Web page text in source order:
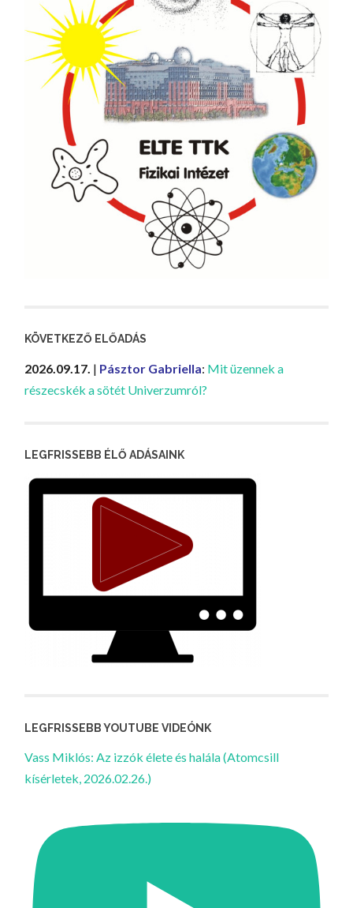
KÖVETKEZŐ ELŐADÁS
2026.09.17. | Pásztor Gabriella: Mit üzennek a
részecskék a sötét Univerzumról?
LEGFRISSEBB ÉLŐ ADÁSAINK
LEGFRISSEBB YOUTUBE VIDEÓNK
Vass Miklós: Az izzók élete és halála (Atomcsill
kísérletek, 2026.02.26.)